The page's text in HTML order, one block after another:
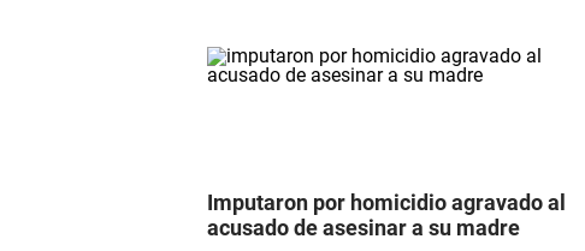
Imputaron por homicidio agravado al
acusado de asesinar a su madre